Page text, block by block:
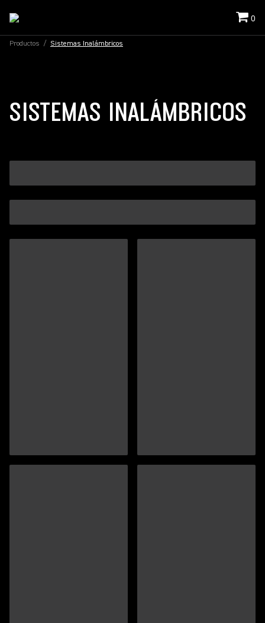
0
Productos / Sistemas Inalámbricos
SISTEMAS INALÁMBRICOS